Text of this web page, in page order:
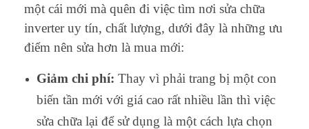
một cái mới mà quên đi việc tìm nơi sửa chữa
inverter uy tín, chất lượng, dưới đây là những ưu
điểm nên sửa hơn là mua mới:
Giảm chi phí: Thay vì phải trang bị một con
biến tần mới với giá cao rất nhiều lần thì việc
sửa chữa lại để sử dụng là một cách lựa chọn